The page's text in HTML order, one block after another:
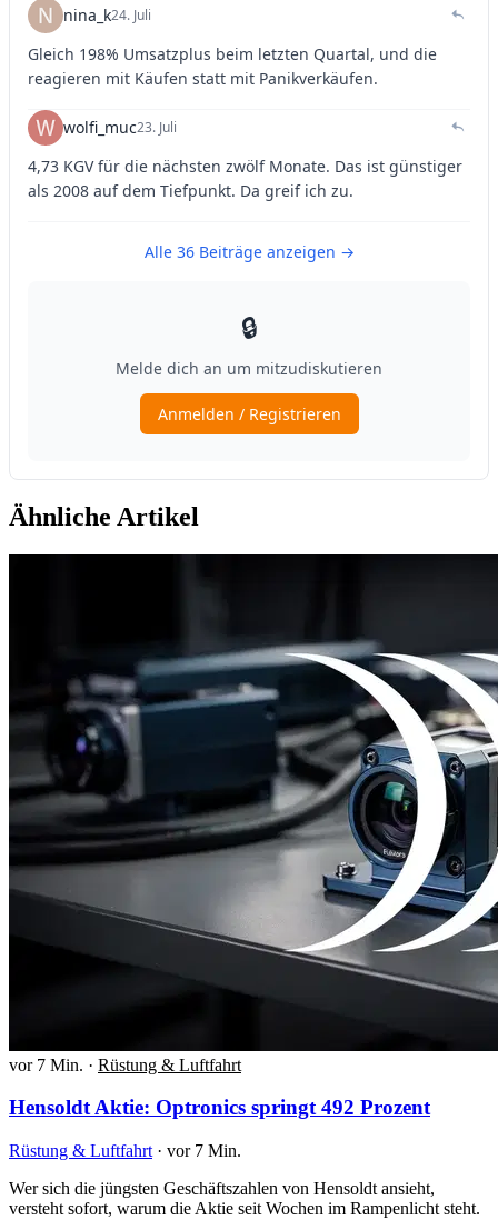
Ähnliche Artikel
vor 7 Min. · Rüstung & Luftfahrt
Hensoldt Aktie: Optronics springt 492 Prozent
Rüstung & Luftfahrt · vor 7 Min.
Wer sich die jüngsten Geschäftszahlen von Hensoldt ansieht,
versteht sofort, warum die Aktie seit Wochen im Rampenlicht steht.